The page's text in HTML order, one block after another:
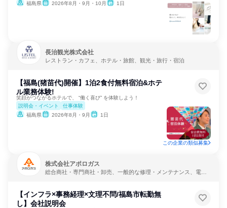
福島県
2026年8月・9月・10月 1日
長治観光株式会社
レストラン・カフェ、ホテル・旅館、観光・旅行・宿泊
【福島(猪苗代)開催】1泊2食付無料宿泊&ホテ
ル業務体験!
笑顔がつながるホテルで、 “働く喜び” を体験しよう！
説明会・イベント
仕事体験
福島県
2026年8月・9月 1日
この企業の類似募集
株式会社アポロガス
総合商社・専門商社・卸売、一般的な修理・メンテナンス、電
【インフラ×事務経理×文理不問/福島市転勤無
し】会社説明会